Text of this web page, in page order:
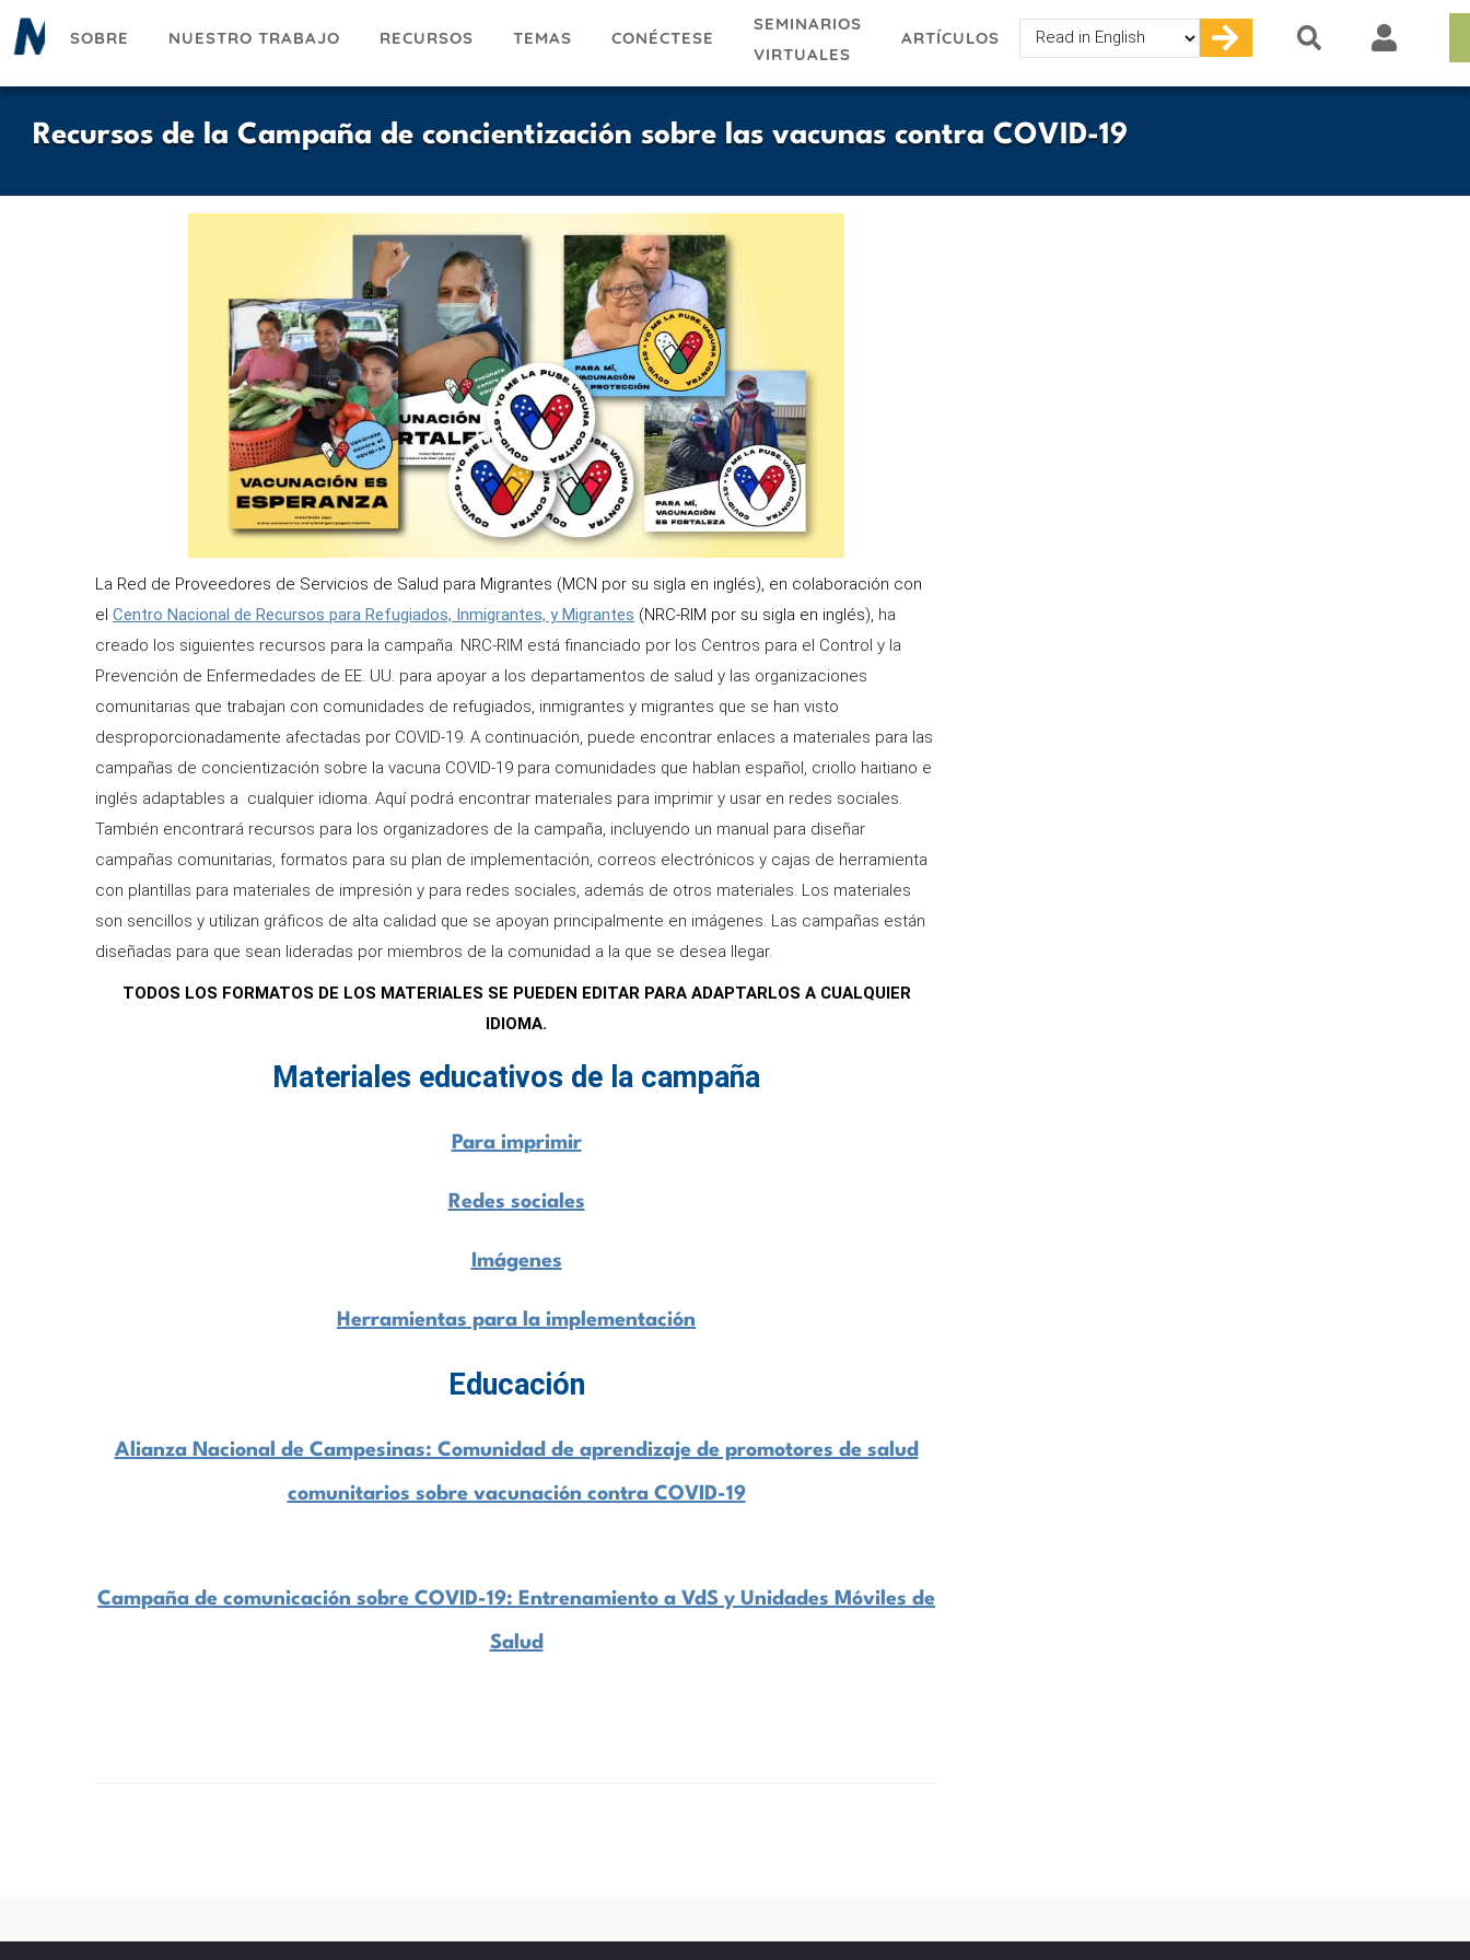
Pasar
SOBRE NUESTRO TRABAJO RECURSOS TEMAS CONÉCTESE
SEMINARIOS
VIRTUALES
ARTÍCULOS
Select
your
Recursos de la Campaña de concientización sobre las vacunas contra COVID-19
La Red de Proveedores de Servicios de Salud para Migrantes (MCN por su sigla en inglés), en colaboración con
el Centro Nacional de Recursos para Refugiados, Inmigrantes, y Migrantes (NRC-RIM por su sigla en inglés), ha
creado los siguientes recursos para la campaña. NRC-RIM está financiado por los Centros para el Control y la
Prevención de Enfermedades de EE. UU. para apoyar a los departamentos de salud y las organizaciones
comunitarias que trabajan con comunidades de refugiados, inmigrantes y migrantes que se han visto
desproporcionadamente afectadas por COVID-19. A continuación, puede encontrar enlaces a materiales para las
campañas de concientización sobre la vacuna COVID-19 para comunidades que hablan español, criollo haitiano e
inglés adaptables a cualquier idioma. Aquí podrá encontrar materiales para imprimir y usar en redes sociales.
También encontrará recursos para los organizadores de la campaña, incluyendo un manual para diseñar
campañas comunitarias, formatos para su plan de implementación, correos electrónicos y cajas de herramienta
con plantillas para materiales de impresión y para redes sociales, además de otros materiales. Los materiales
son sencillos y utilizan gráficos de alta calidad que se apoyan principalmente en imágenes. Las campañas están
diseñadas para que sean lideradas por miembros de la comunidad a la que se desea llegar.
TODOS LOS FORMATOS DE LOS MATERIALES SE PUEDEN EDITAR PARA ADAPTARLOS A CUALQUIER
IDIOMA.
Materiales educativos de la campaña
Para imprimir
Redes sociales
Imágenes
Herramientas para la implementación
Educación
Alianza Nacional de Campesinas: Comunidad de aprendizaje de promotores de salud
comunitarios sobre vacunación contra COVID-19
Campaña de comunicación sobre COVID-19: Entrenamiento a VdS y Unidades Móviles de
Salud